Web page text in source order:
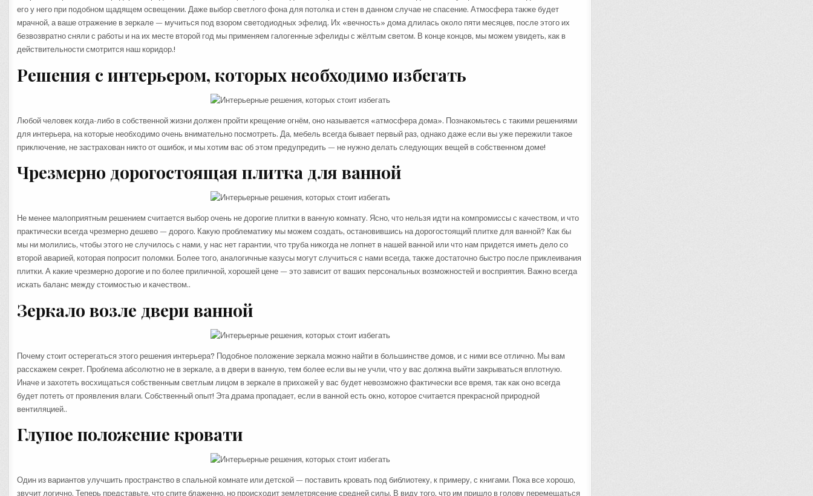
его у него при подобном щадящем освещении. Даже выбор светлого фона для потолка и стен в данном случае не спасение. Атмосфера также будет
мрачной, а ваше отражение в зеркале — мучиться под взором светодиодных эфелид. Их «вечность» дома длилась около пяти месяцев, после этого их
безвозвратно сняли с работы и на их месте второй год мы применяем галогенные эфелиды с жёлтым светом. В конце концов, мы можем увидеть, как в
действительности смотрится наш коридор.!
Решения с интерьером, которых необходимоизбегать
Любой человек когда-либо в собственной жизни должен пройти крещение огнём, оно называется «атмосфера дома». Познакомьтесь с такими решениями
для интерьера, на которые необходимо очень внимательно посмотреть. Да, мебель всегда бывает первый раз, однако даже если вы уже пережили такое
приключение, не застрахован никто от ошибок, и мы хотим вас об этом предупредить — не нужно делать следующих вещей в собственном доме!
Чрезмерно дорогостоящая плитка для ванной
Не менее малоприятным решением считается выбор очень не дорогие плитки в ванную комнату. Ясно, что нельзя идти на компромиссы с качеством, и что
практически всегда чрезмерно дешево — дорого. Какую проблематику мы можем создать, остановившись на дорогостоящий плитке для ванной? Как бы
мы ни молились, чтобы этого не случилось с нами, у нас нет гарантии, что труба никогда не лопнет в нашей ванной или что нам придется иметь дело со
второй аварией, которая попросит поломки. Более того, аналогичные казусы могут случиться с нами всегда, также достаточно быстро после приклеивания
плитки. А какие чрезмерно дорогие и по более приличной, хорошей цене — это зависит от ваших персональных возможностей и восприятия. Важно всегда
искать баланс между стоимостью и качеством..
Зеркало возле двери ванной
Почему стоит остерегаться этого решения интерьера? Подобное положение зеркала можно найти в большинстве домов, и с ними все отлично. Мы вам
расскажем секрет. Проблема абсолютно не в зеркале, а в двери в ванную, тем более если вы не учли, что у вас должна выйти закрываться вплотную.
Иначе и захотеть восхищаться собственным светлым лицом в зеркале в прихожей у вас будет невозможно фактически все время, так как оно всегда
будет потеть от проявления влаги. Собственный опыт! Эта драма пропадает, если в ванной есть окно, которое считается прекрасной природной
вентиляцией..
Глупое положение кровати
Один из вариантов улучшить пространство в спальной комнате или детской — поставить кровать под библиотеку, к примеру, с книгами. Пока все хорошо,
звучит логично. Теперь представьте, что спите блаженно, но происходит землетрясение средней силы. В виду того, что им пришло в голову перемещаться